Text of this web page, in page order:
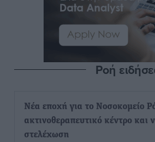
Ροή
Νέα εποχή για το Νοσοκομείο
ακτινοθεραπευτικό κέντρο και
στελέχωση